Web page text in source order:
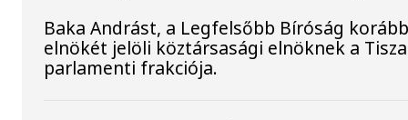
Baka Andrást, a Legfelsőbb Bíróság
elnökét jelöli köztársasági elnöknek a
parlamenti frakciója.